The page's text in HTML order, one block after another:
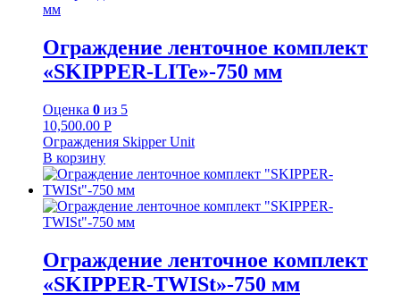
Ограждение ленточное комплект
«SKIPPER-LITe»-750 мм
Оценка 0 из 5
10,500.00 Р
Ограждения Skipper Unit
В корзину
Ограждение ленточное комплект
«SKIPPER-TWISt»-750 мм